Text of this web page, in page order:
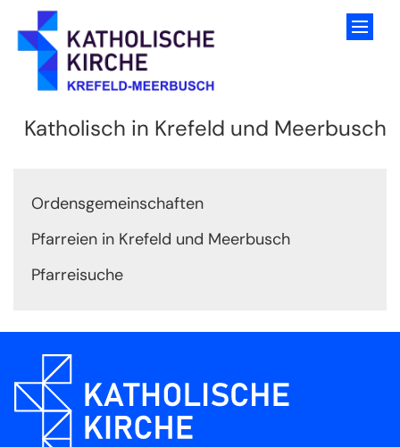
Zum Inhalt springen
Katholisch in Krefeld und Meerbusch
Ordensgemeinschaften
Pfarreien in Krefeld und Meerbusch
Pfarreisuche